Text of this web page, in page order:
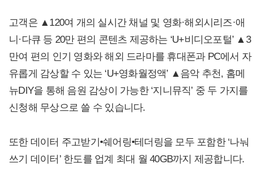
고객은 ▲120여 개의 실시간 채널 및 영화·해외시리즈·애
니·다큐 등 20만 편의 콘텐츠 제공하는 ‘U+비디오포털’ ▲3
만여 편의 인기 영화와 해외 드라마를 휴대폰과 PC에서 자
유롭게 감상할 수 있는 ‘U+영화월정액’ ▲음악 추천, 홈메
뉴DIY을 통해 음원 감상이 가능한 ‘지니뮤직’ 중 두 가지를
신청해 무상으로 쓸 수 있습니다.
또한 데이터 주고받기•쉐어링•테더링을 모두 포함한 ‘나눠
쓰기 데이터’ 한도를 업계 최대 월 40GB까지 제공합니다.